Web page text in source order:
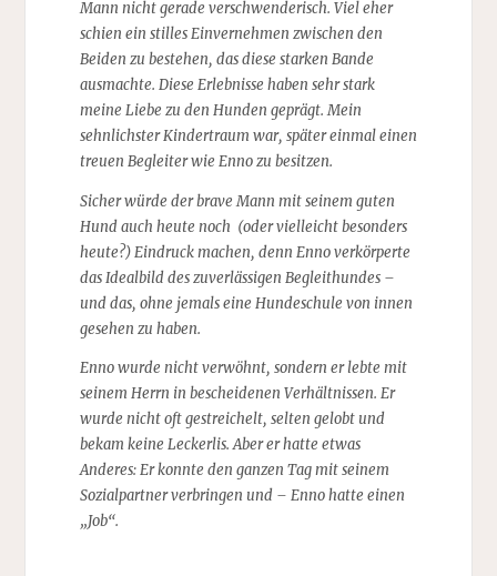
Mann nicht gerade verschwenderisch. Viel eher
schien ein stilles Einvernehmen zwischen den
Beiden zu bestehen, das diese starken Bande
ausmachte. Diese Erlebnisse haben sehr stark
meine Liebe zu den Hunden geprägt. Mein
sehnlichster Kindertraum war, später einmal einen
treuen Begleiter wie Enno zu besitzen.
Sicher würde der brave Mann mit seinem guten
Hund auch heute noch (oder vielleicht besonders
heute?) Eindruck machen, denn Enno verkörperte
das Idealbild des zuverlässigen Begleithundes –
und das, ohne jemals eine Hundeschule von innen
gesehen zu haben.
Enno wurde nicht verwöhnt, sondern er lebte mit
seinem Herrn in bescheidenen Verhältnissen. Er
wurde nicht oft gestreichelt, selten gelobt und
bekam keine Leckerlis. Aber er hatte etwas
Anderes: Er konnte den ganzen Tag mit seinem
Sozialpartner verbringen und – Enno hatte einen
„Job“.